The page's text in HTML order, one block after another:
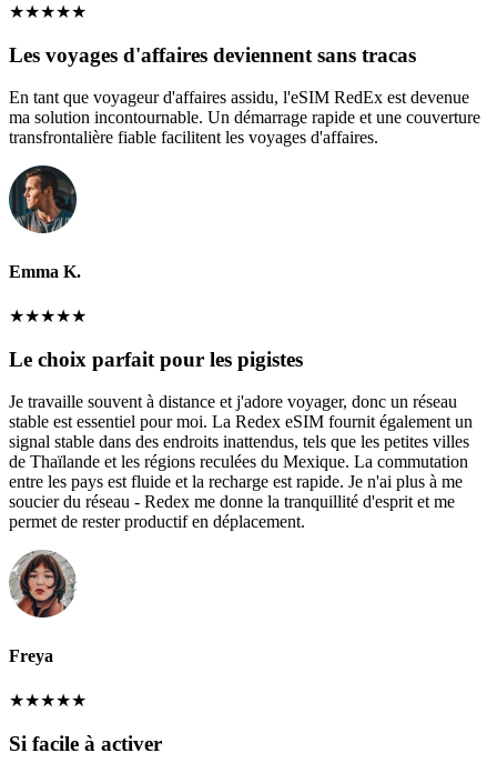
★★★★★
Les voyages d'affaires deviennent sans tracas
En tant que voyageur d'affaires assidu, l'eSIM RedEx est devenue
ma solution incontournable. Un démarrage rapide et une couverture
transfrontalière fiable facilitent les voyages d'affaires.
Emma K.
★★★★★
Le choix parfait pour les pigistes
Je travaille souvent à distance et j'adore voyager, donc un réseau
stable est essentiel pour moi. La Redex eSIM fournit également un
signal stable dans des endroits inattendus, tels que les petites villes
de Thaïlande et les régions reculées du Mexique. La commutation
entre les pays est fluide et la recharge est rapide. Je n'ai plus à me
soucier du réseau - Redex me donne la tranquillité d'esprit et me
permet de rester productif en déplacement.
Freya
★★★★★
Si facile à activer